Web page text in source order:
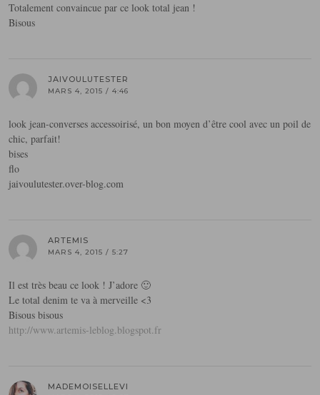
Totalement convaincue par ce look total jean !
Bisous
JAIVOULUTESTER
MARS 4, 2015 / 4:46
look jean-converses accessoirisé, un bon moyen d’être cool avec un poil de
chic, parfait!
bises
flo
jaivoulutester.over-blog.com
ARTEMIS
MARS 4, 2015 / 5:27
Il est très beau ce look ! J’adore 🙂
Le total denim te va à merveille <3
Bisous bisous
http://www.artemis-leblog.blogspot.fr
MADEMOISELLEVI